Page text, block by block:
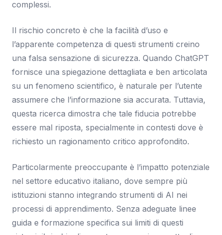
complessi.
Il rischio concreto è che la facilità d’uso e
l’apparente competenza di questi strumenti creino
una falsa sensazione di sicurezza. Quando ChatGPT
fornisce una spiegazione dettagliata e ben articolata
su un fenomeno scientifico, è naturale per l’utente
assumere che l’informazione sia accurata. Tuttavia,
questa ricerca dimostra che tale fiducia potrebbe
essere mal riposta, specialmente in contesti dove è
richiesto un ragionamento critico approfondito.
Particolarmente preoccupante è l’impatto potenziale
nel settore educativo italiano, dove sempre più
istituzioni stanno integrando strumenti di AI nei
processi di apprendimento. Senza adeguate linee
guida e formazione specifica sui limiti di questi